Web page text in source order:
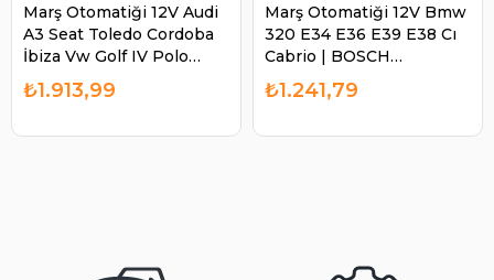
Marş Otomatiği 12V Audi
A3 Seat Toledo Cordoba
İbiza Vw Golf IV Polo
Classıc | BOSCH
1986SE1655
₺1.913,99
Marş Otomatiği 12V Bmw
320 E34 E36 E39 E38 Cı
Cabrio | BOSCH
1986SE1673
₺1.241,79